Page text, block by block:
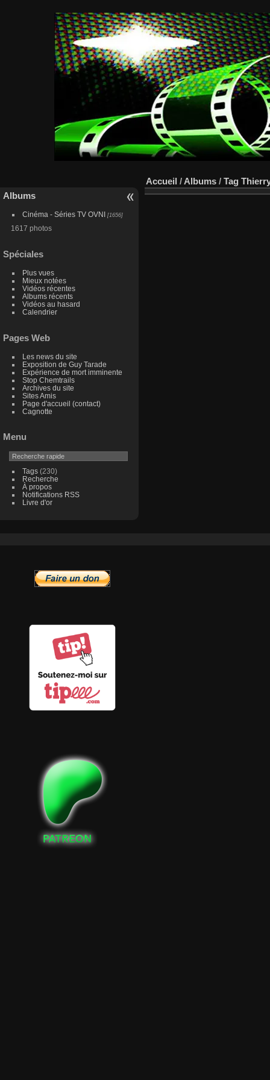
Albums
Cinéma - Séries TV OVNI [1656]
1617 photos
Spéciales
Plus vues
Mieux notées
Vidéos récentes
Albums récents
Vidéos au hasard
Calendrier
Pages Web
Les news du site
Exposition de Guy Tarade
Expérience de mort imminente
Stop Chemtrails
Archives du site
Sites Amis
Page d'accueil (contact)
Cagnotte
Menu
Tags(230)
Recherche
À propos
Notifications RSS
Livre d'or
Accueil / Albums / Tag